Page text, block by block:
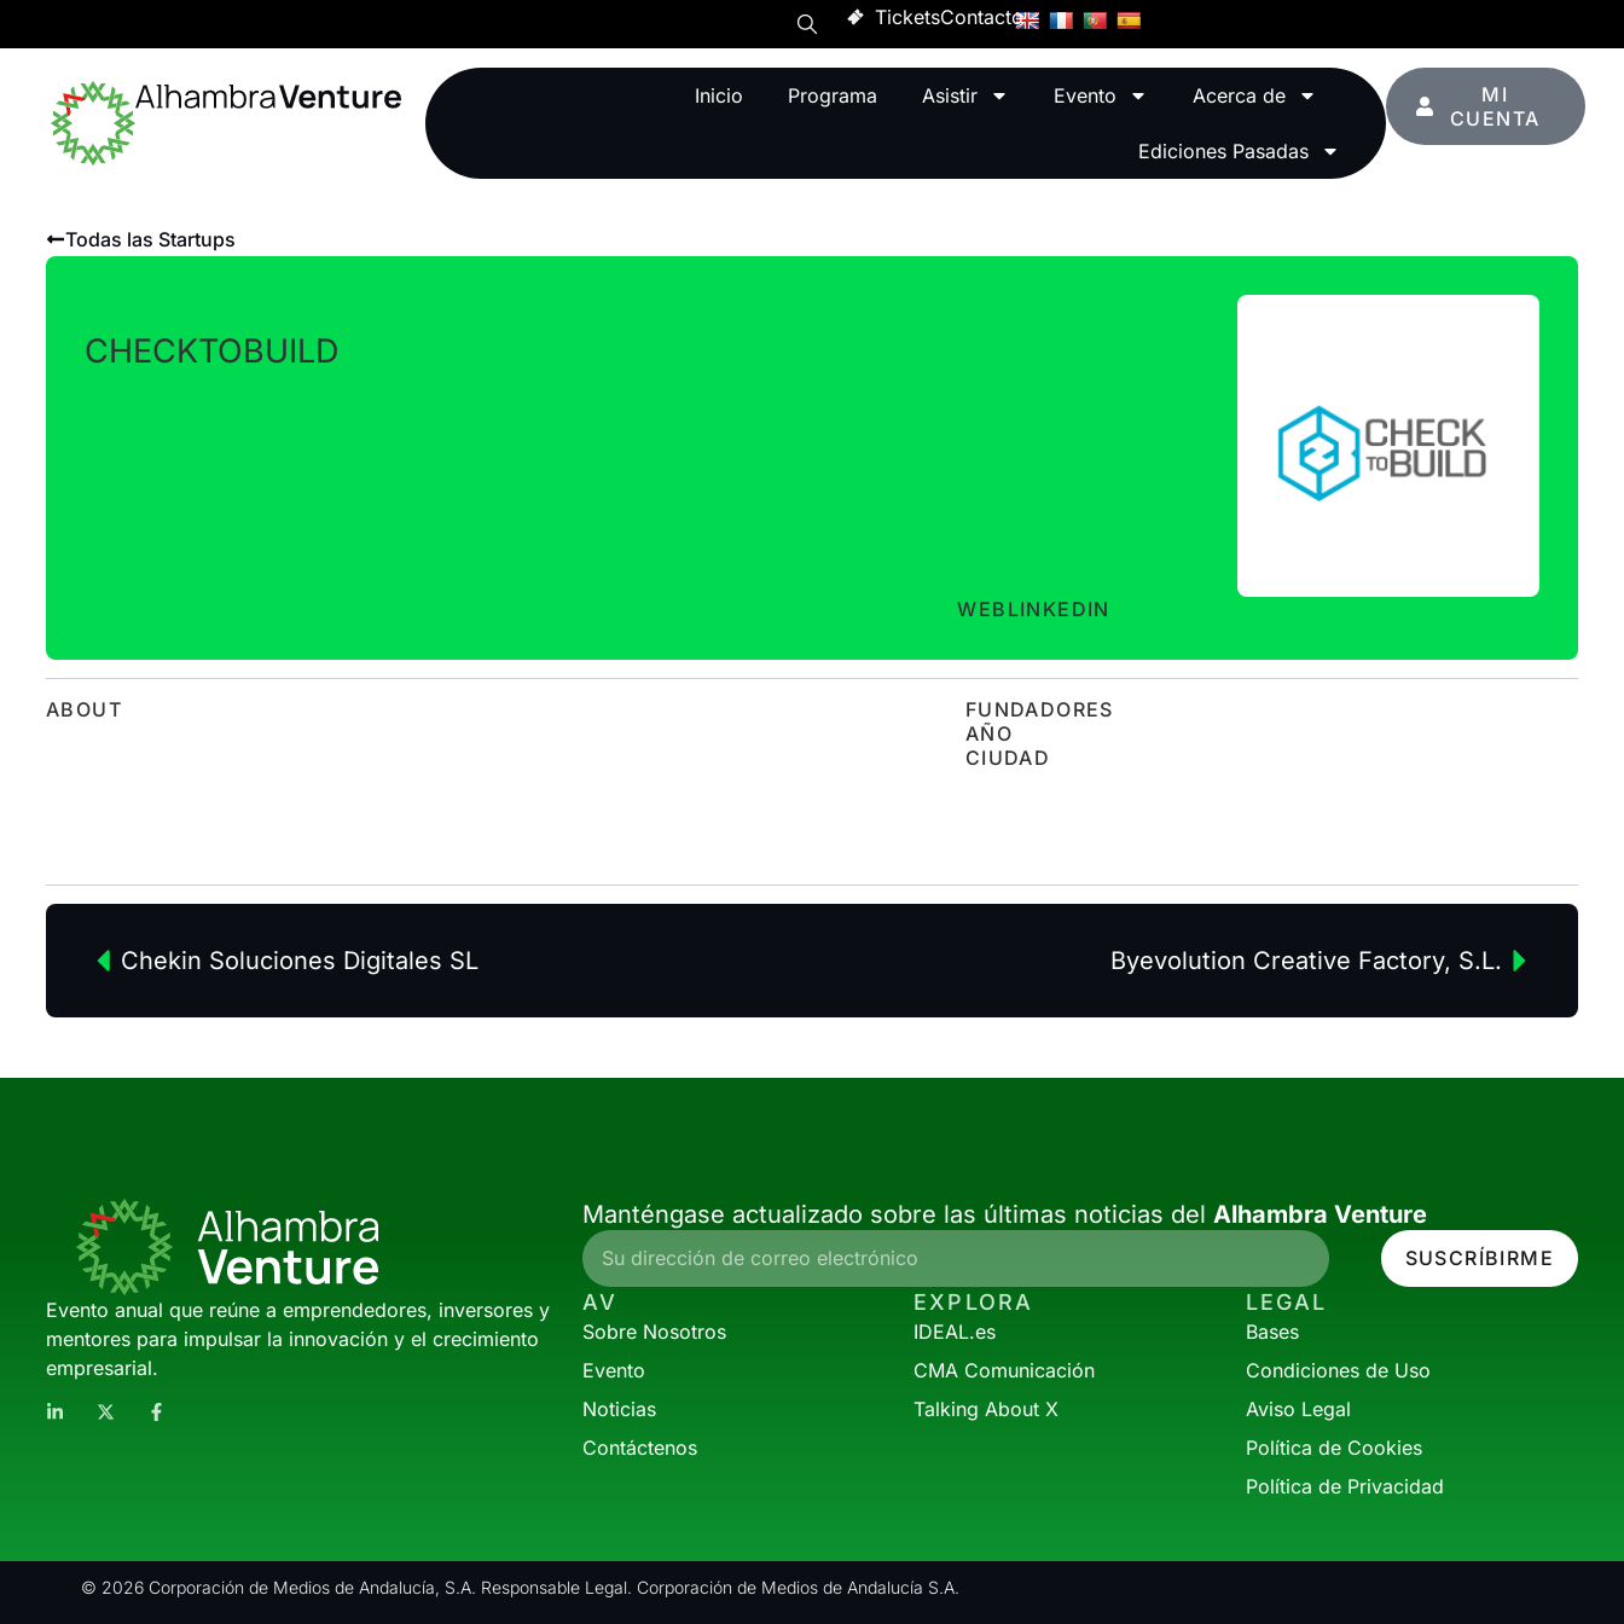
TicketsContacto
Inicio Programa Asistir Evento Acerca de
Ediciones Pasadas
MI
CUENTA
Todas las Startups
CHECKTOBUILD
WEB LINKEDIN
ABOUT
FUNDADORES
AÑO
CIUDAD
Chekin Soluciones Digitales SL Byevolution Creative Factory, S.L.
Evento anual que reúne a emprendedores, inversores y
mentores para impulsar la innovación y el crecimiento
empresarial.
Manténgase actualizado sobre las últimas noticias del Alhambra Venture
SUSCRÍBIRME
AV
Sobre Nosotros
Evento
Noticias
Contáctenos
EXPLORA
IDEAL.es
CMA Comunicación
Talking About X
LEGAL
Bases
Condiciones de Uso
Aviso Legal
Política de Cookies
Política de Privacidad
© 2026 Corporación de Medios de Andalucía, S.A. Responsable Legal. Corporación de Medios de Andalucía S.A.